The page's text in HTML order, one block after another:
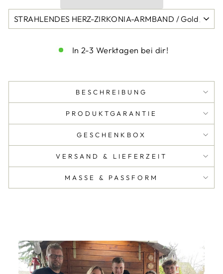
In 2-3 Werktagen bei dir!
BESCHREIBUNG
PRODUKTGARANTIE
GESCHENKBOX
VERSAND & LIEFERZEIT
MASSE & PASSFORM